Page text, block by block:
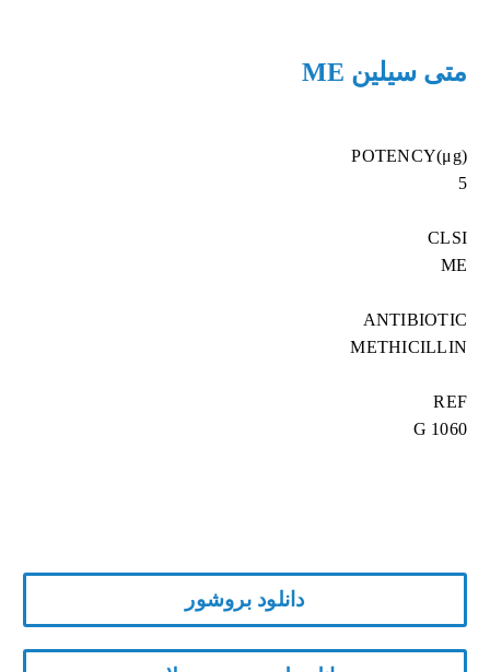
متی سیلین ME
POTENCY(μg)
5
CLSI
ME
ANTIBIOTIC
METHICILLIN
REF
G 1060
دانلود بروشور